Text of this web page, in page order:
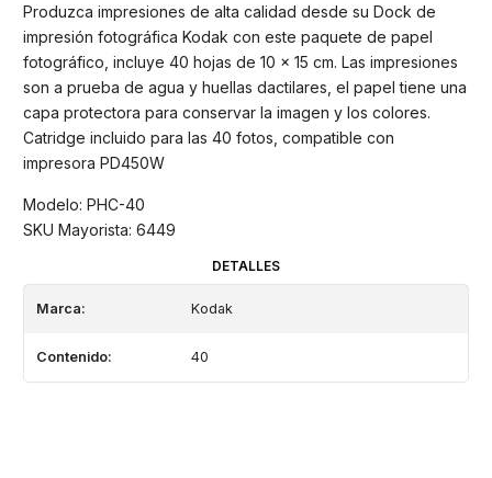
Produzca impresiones de alta calidad desde su Dock de
impresión fotográfica Kodak con este paquete de papel
fotográfico, incluye 40 hojas de 10 x 15 cm. Las impresiones
son a prueba de agua y huellas dactilares, el papel tiene una
capa protectora para conservar la imagen y los colores.
Catridge incluido para las 40 fotos, compatible con
impresora PD450W
Modelo: PHC-40
SKU Mayorista: 6449
DETALLES
Marca: Kodak
Contenido: 40